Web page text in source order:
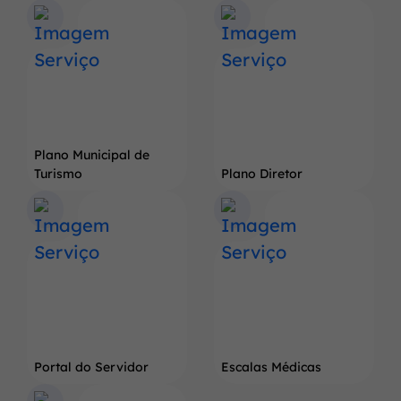
Terra
do
Pé
Gigante
Plano Municipal de
Turismo
Plano Diretor
Portal do Servidor Escalas Médicas